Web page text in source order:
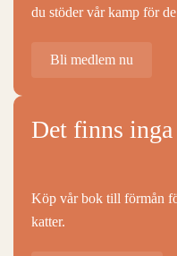
du stöder vår kamp för
Bli medlem nu
Det finns
Köp vår bok till förmån
katter.